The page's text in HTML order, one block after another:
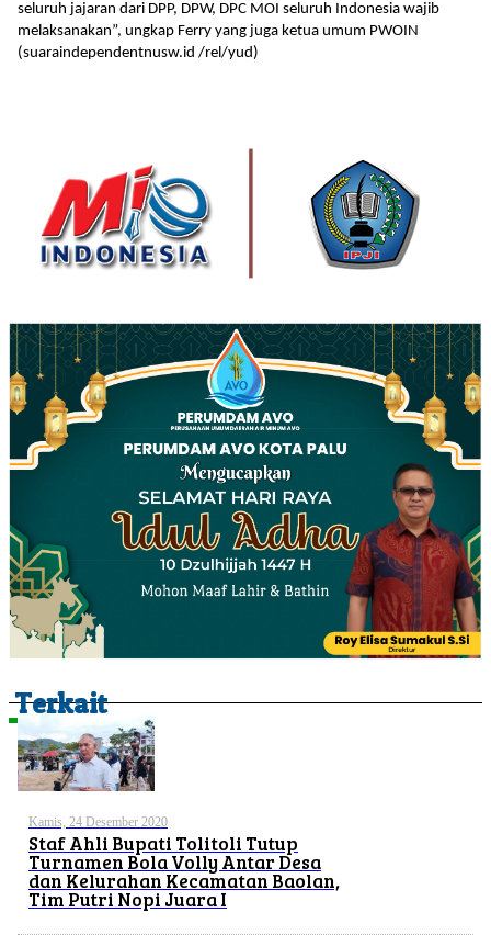
seluruh jajaran dari DPP, DPW, DPC MOI seluruh Indonesia wajib
melaksanakan”, ungkap Ferry yang juga ketua umum PWOIN
(suaraindependentnusw.id /rel/yud)
Terkait
Kamis, 24 Desember 2020
Staf Ahli Bupati Tolitoli Tutup
Turnamen Bola Volly Antar Desa
dan Kelurahan Kecamatan Baolan,
Tim Putri Nopi Juara I